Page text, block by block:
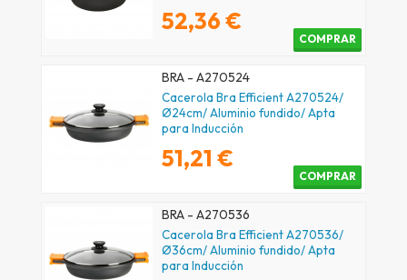
52,36 €
COMPRAR
BRA - A270524
Cacerola Bra Efficient A270524/
Ø24cm/ Aluminio fundido/ Apta
para Inducción
51,21 €
COMPRAR
BRA - A270536
Cacerola Bra Efficient A270536/
Ø36cm/ Aluminio fundido/ Apta
para Inducción